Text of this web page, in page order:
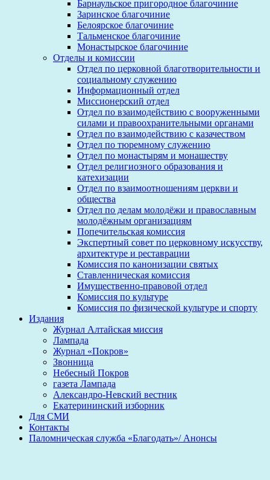
Барнаульское пригородное благочиние
Заринское благочиние
Белоярское благочиние
Тальменское благочиние
Монастырское благочиние
Отделы и комиссии
Отдел по церковной благотворительности и
социальному служению
Информационный отдел
Миссионерский отдел
Отдел по взаимодействию с вооруженными
силами и правоохранительными органами
Отдел по взаимодействию с казачеством
Отдел по тюремному служению
Отдел по монастырям и монашеству
Отдел религиозного образования и
катехизации
Отдел по взаимоотношениям церкви и
общества
Отдел по делам молодёжи и православным
молодёжным организациям
Попечительская комиссия
Экспертный совет по церковному искусству,
архитектуре и реставрации
Комиссия по канонизации святых
Ставленническая комиссия
Имущественно-правовой отдел
Комиссия по культуре
Комиссия по физической культуре и спорту
Издания
Журнал Алтайская миссия
Лампада
Журнал «Покров»
Звонница
Небесный Покров
газета Лампада
Александро-Невский вестник
Екатерининский изборник
Для СМИ
Контакты
Паломническая служба «Благодать»/ Анонсы